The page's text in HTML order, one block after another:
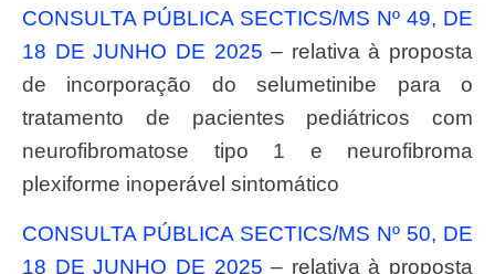
CONSULTA PÚBLICA SECTICS/MS Nº 49, DE
18 DE JUNHO DE 2025 – relativa à proposta
de incorporação do selumetinibe para o
tratamento de pacientes pediátricos com
neurofibromatose tipo 1 e neurofibroma
plexiforme inoperável sintomático
CONSULTA PÚBLICA SECTICS/MS Nº 50, DE
18 DE JUNHO DE 2025 – relativa à proposta